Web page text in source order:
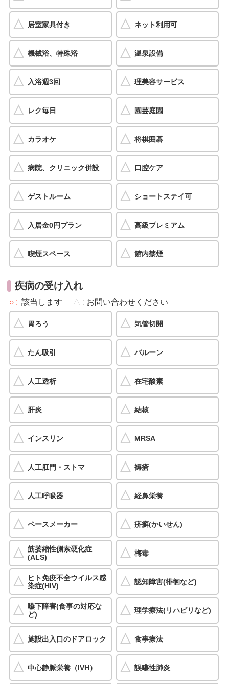
居室家具付き ネット利用可
機械浴、特殊浴 温泉設備
入浴週3回 理美容サービス
レク毎日 園芸庭園
カラオケ 将棋囲碁
病院、クリニック併設 口腔ケア
ゲストルーム ショートステイ可
入居金0円プラン 高級プレミアム
喫煙スペース 館内禁煙
疾病の受け入れ
○ 該当します △ お問い合わせください
胃ろう 気管切開
たん吸引 バルーン
人工透析 在宅酸素
肝炎 結核
インスリン MRSA
人工肛門・ストマ 褥瘡
人工呼吸器 経鼻栄養
ペースメーカー 疥癬(かいせん)
筋萎縮性側索硬化症
(ALS)
梅毒
ヒト免疫不全ウイルス感
染症(HIV)
認知障害(徘徊など)
嚥下障害(食事の対応な
ど)
理学療法(リハビリなど)
施設出入口のドアロック 食事療法
中心静脈栄養（IVH） 誤嚥性肺炎